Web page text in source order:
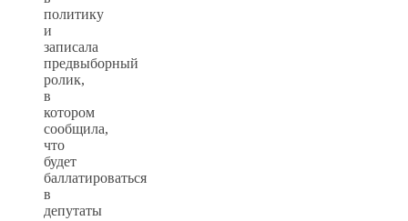
политику
и
записала
предвыборный
ролик,
в
котором
сообщила,
что
будет
баллатироваться
в
депутаты